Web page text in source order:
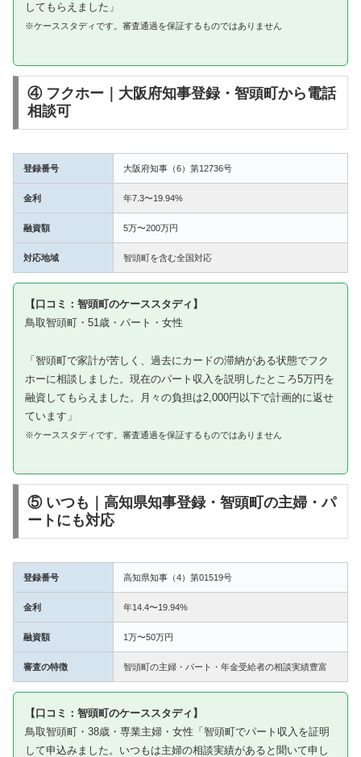
してもらえました」
※ケーススタディです。審査通過を保証するものではありません
④ フクホー｜大阪府知事登録・智頭町から電話
相談可
登録番号 大阪府知事（6）第12736号
金利 年7.3〜19.94%
融資額 5万〜200万円
対応地域 智頭町を含む全国対応
【口コミ：智頭町のケーススタディ】
鳥取智頭町・51歳・パート・女性
「智頭町で家計が苦しく、過去にカードの滞納がある状態でフク
ホーに相談しました。現在のパート収入を説明したところ5万円を
融資してもらえました。月々の負担は2,000円以下で計画的に返せ
ています」
※ケーススタディです。審査通過を保証するものではありません
⑤ いつも｜高知県知事登録・智頭町の主婦・パ
ートにも対応
登録番号 高知県知事（4）第01519号
金利 年14.4〜19.94%
融資額 1万〜50万円
審査の特徴 智頭町の主婦・パート・年金受給者の相談実績豊富
【口コミ：智頭町のケーススタディ】
鳥取智頭町・38歳・専業主婦・女性「智頭町でパート収入を証明
して申込みました。いつもは主婦の相談実績があると聞いて申し